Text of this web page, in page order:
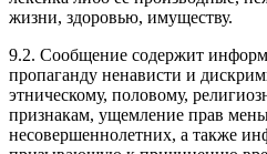
жизни, здоровью, имуществу.
9.2. Сообщение содержит
пропаганду ненависти и
этническому, половому,
признакам, ущемление прав
несовершеннолетних, а также